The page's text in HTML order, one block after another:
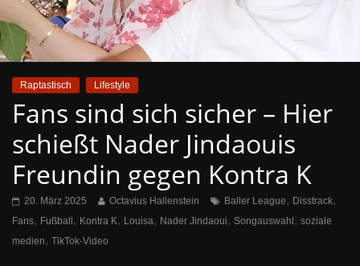
Raptastisch Lifestyle
Fans sind sich sicher – Hier
schießt Nader Jindaouis
Freundin gegen Kontra K
20. März 2025 Octavius Hallenstein Baller League, Disstrack,
Fans, Fußball , Kontra K, Louisa, Nader Jindaoui, Songauswahl , soziale
medien, TikTok-Video